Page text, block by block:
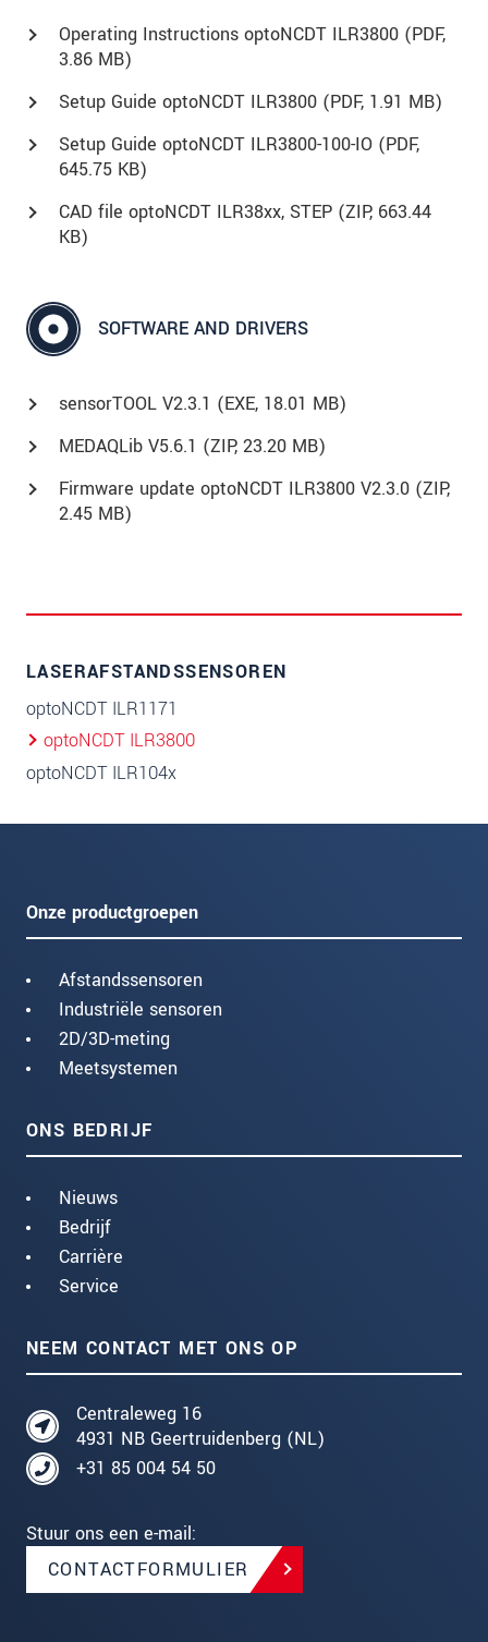
Operating Instructions optoNCDT ILR3800 (PDF,
3.86 MB)
Setup Guide optoNCDT ILR3800 (PDF, 1.91 MB)
Setup Guide optoNCDT ILR3800-100-IO (PDF,
645.75 KB)
CAD file optoNCDT ILR38xx, STEP (ZIP, 663.44
KB)
SOFTWARE AND DRIVERS
sensorTOOL V2.3.1 (EXE, 18.01 MB)
MEDAQLib V5.6.1 (ZIP, 23.20 MB)
Firmware update optoNCDT ILR3800 V2.3.0 (ZIP,
2.45 MB)
LASERAFSTANDSSENSOREN
optoNCDT ILR1171
optoNCDT ILR3800
optoNCDT ILR104x
Onze productgroepen
Afstandssensoren
Industriële sensoren
2D/3D-meting
Meetsystemen
ONS BEDRIJF
Nieuws
Bedrijf
Carrière
Service
NEEM CONTACT MET ONS OP
Centraleweg 16
4931 NB Geertruidenberg (NL)
+31 85 004 54 50
Stuur ons een e-mail:
CONTACTFORMULIER